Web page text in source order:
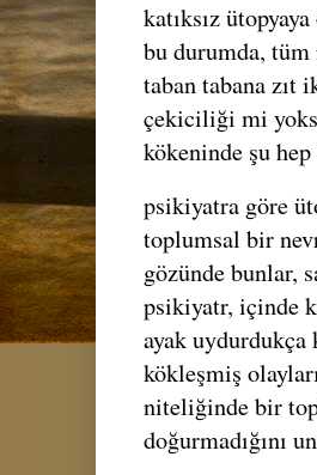
katıksız
bu durumda,
taban tabana
çekiciliği mi
kökeninde şu
psikiyatra göre
toplumsal bir
gözünde bunlar,
psikiyatr, içinde
ayak uydurdukça
kökleşmiş
niteliğinde bir
doğurmadığını